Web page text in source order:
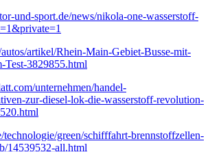
und-sport.de/news/nikola-one-wasserstoff-
artikel/Rhein-Main-Gebiet-Busse-mit-
Test-3829855.html
unternehmen/handel-
zur-diesel-lok-die-wasserstoff-revolution-
green/schifffahrt-brennstoffzellen-
14539532-all.html